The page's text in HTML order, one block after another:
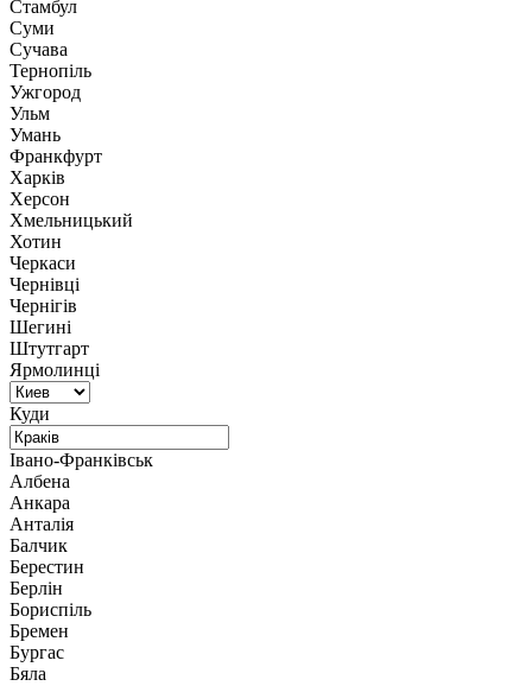
Стамбул
Суми
Сучава
Тернопіль
Ужгород
Ульм
Умань
Франкфурт
Харків
Херсон
Хмельницький
Хотин
Черкаси
Чернівці
Чернігів
Шегині
Штутгарт
Ярмолинці
Куди
Івано-Франківськ
Албена
Анкара
Анталія
Балчик
Берестин
Берлін
Бориспіль
Бремен
Бургас
Бяла